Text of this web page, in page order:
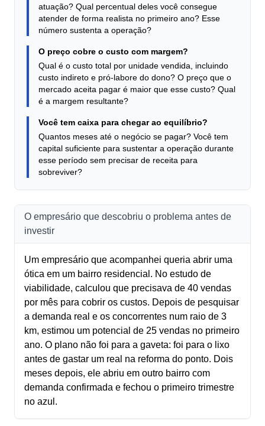
atuação? Qual percentual deles você consegue
atender de forma realista no primeiro ano? Esse
número sustenta a operação?
O preço cobre o custo com margem?
Qual é o custo total por unidade vendida, incluindo
custo indireto e pró-labore do dono? O preço que o
mercado aceita pagar é maior que esse custo? Qual
é a margem resultante?
Você tem caixa para chegar ao equilíbrio?
Quantos meses até o negócio se pagar? Você tem
capital suficiente para sustentar a operação durante
esse período sem precisar de receita para
sobreviver?
O empresário que descobriu o problema antes de
investir
Um empresário que acompanhei queria abrir uma
ótica em um bairro residencial. No estudo de
viabilidade, calculou que precisava de 40 vendas
por mês para cobrir os custos. Depois de pesquisar
a demanda real e os concorrentes num raio de 3
km, estimou um potencial de 25 vendas no primeiro
ano. O plano não foi para a gaveta: foi para o lixo
antes de gastar um real na reforma do ponto. Dois
meses depois, ele abriu em outro bairro com
demanda confirmada e fechou o primeiro trimestre
no azul.